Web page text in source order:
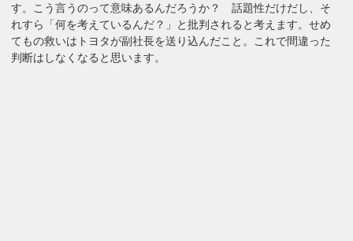
す。こう言うのって意味あるんだろうか？ 話題性だけだし、そ
れすら「何を考えているんだ？」と批判されると考えます。せめ
てもの救いはトヨタが副社長を送り込んだこと。これで間違った
判断はしなくなると思います。